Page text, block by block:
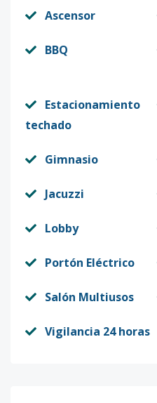
Ascensor
BBQ
Estacionamiento
techado
Gimnasio
Jacuzzi
Lobby
Portón Eléctrico
Salón Multiusos
Vigilancia 24 horas